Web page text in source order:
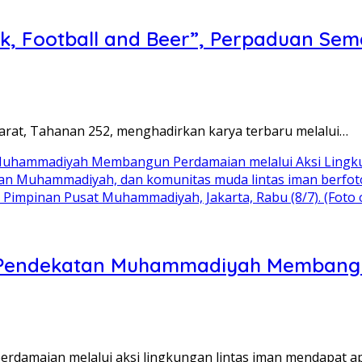
Football and Beer”, Perpaduan
Tahanan 252, menghadirkan karya terbaru melalui…
Muhammadiyah, dan komunitas muda lintas iman
Pusat Muhammadiyah, Jakarta, Rabu (8/7).
Muhammadiyah
melalui aksi lingkungan lintas iman mendapat